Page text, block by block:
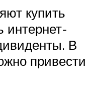
купить
интернет-
В
привести